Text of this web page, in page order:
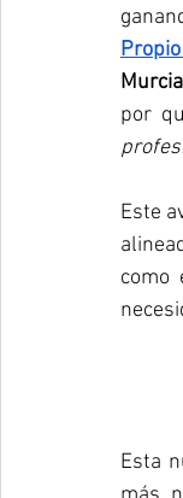
por
Este
como
Esta